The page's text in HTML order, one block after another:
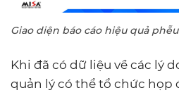
Giao diện báo cáo hiệu quả
Khi đã có dữ liệu về các lý
quản lý có thể tổ chức họp